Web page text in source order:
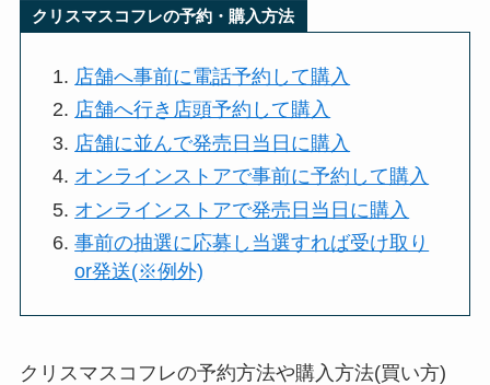
クリスマスコフレの予約・購入方法
店舗へ事前に電話予約して購入
店舗へ行き店頭予約して購入
店舗に並んで発売日当日に購入
オンラインストアで事前に予約して購入
オンラインストアで発売日当日に購入
事前の抽選に応募し当選すれば受け取り
or発送(※例外)
クリスマスコフレの予約方法や購入方法(買い方)